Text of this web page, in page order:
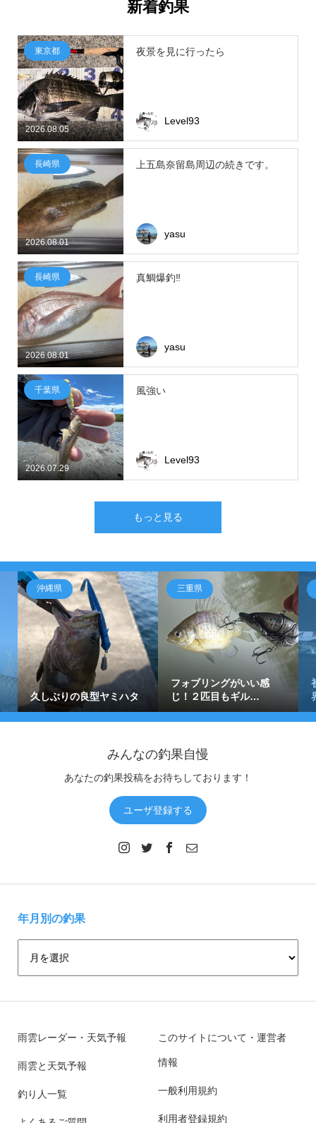
新着釣果
2026.08.05
東京都 夜景を見に行ったら
Level93
2026.08.01
長崎県 上五島奈留島周辺の続きです。
yasu
2026.08.01
長崎県 真鯛爆釣‼
yasu
2026.07.29
千葉県 風強い
Level93
もっと見る
沖縄県
久しぶりの良型ヤミハタ
三重県
フォブリングがいい感
じ！２匹目もギル…
みんなの釣果自慢
あなたの釣果投稿をお待ちしております！
ユーザ登録する
年月別の釣果
雨雲レーダー・天気予報
雨雲と天気予報
釣り人一覧
このサイトについて・運営者
情報
一般利用規約
利用者登録規約